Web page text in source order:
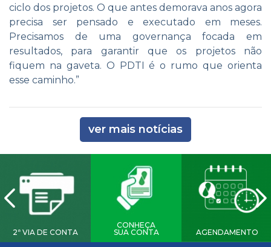
ciclo dos projetos. O que antes demorava anos agora
precisa ser pensado e executado em meses.
Precisamos de uma governança focada em
resultados, para garantir que os projetos não
fiquem na gaveta. O PDTI é o rumo que orienta
esse caminho.”
ver mais notícias
2ª VIA DE CONTA
CONHEÇA
SUA CONTA
AGENDAMENTO